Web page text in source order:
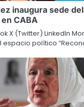
inaugura sede
CABA
X (Twitter) LinkedIn
político